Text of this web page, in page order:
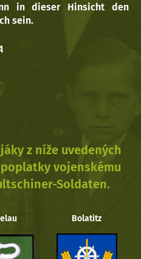
in dieser Hinsicht den
sein.
z níže uvedených
vojenskému
Soldaten.
Bolatitz